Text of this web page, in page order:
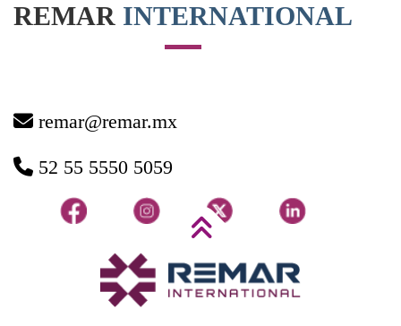
REMAR INTERNATIONAL
remar@remar.mx
52 55 5550 5059